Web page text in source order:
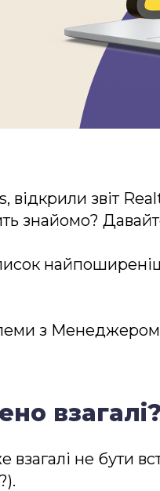
звіт
знайомо?
з Менеджером
взагалі?
не бути